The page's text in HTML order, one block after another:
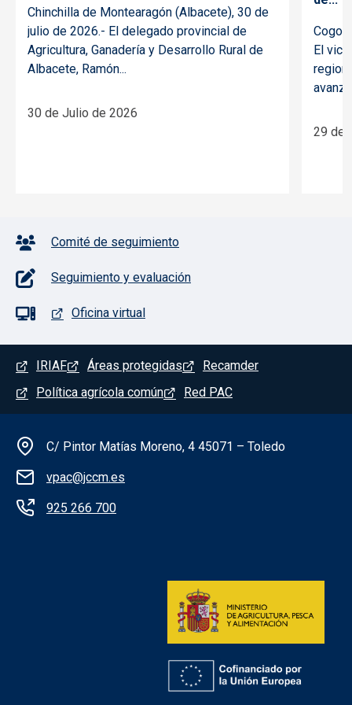
Chinchilla de Montearagón (Albacete), 30 de
julio de 2026.- El delegado provincial de
Agricultura, Ganadería y Desarrollo Rural de
Albacete, Ramón...
30 de Julio de 2026
El
29 de
Pie de página con iconos
Comité de seguimiento
Seguimiento y evaluación
Oficina virtual
Menú del pie
IRIAF Áreas protegidas
Recamder
Política agrícola común
Red PAC
Información de la institución
C/ Pintor Matías Moreno, 4 45071 – Toledo
vpac@jccm.es
925 266 700